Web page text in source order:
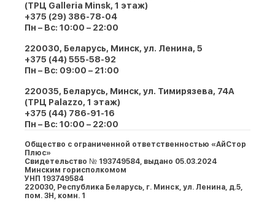
(ТРЦ Galleria Minsk, 1 этаж)
+375 (29) 386-78-04
Пн – Вс: 10:00 – 22:00
220030, Беларусь, Минск, ул. Ленина, 5
+375 (44) 555-58-92
Пн – Вс: 09:00 – 21:00
220035, Беларусь, Минск, ул. Тимирязева, 74A
(ТРЦ Palazzo, 1 этаж)
+375 (44) 786-91-16
Пн – Вс: 10:00 – 22:00
Общество с ограниченной ответственностью «АйСтор
Плюс»
Свидетельство № 193749584, выдано 05.03.2024
Минским горисполкомом
УНП 193749584
220030, Республика Беларусь, г. Минcк, ул. Ленина, д.5,
пом. 3Н, комн. 1